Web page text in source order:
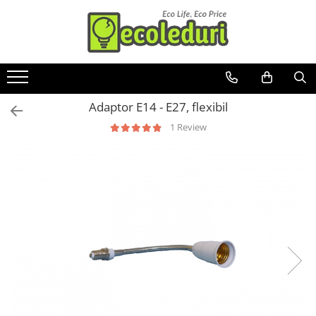
Toate Produsele
Tub Neon Fluorescent (Clasic)
Adaptor E14 - E27, flexibil
1 Review